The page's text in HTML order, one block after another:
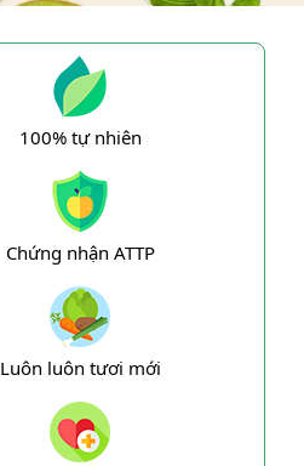
100% tự nhiên
Chứng nhận ATTP
Luôn luôn tươi mới